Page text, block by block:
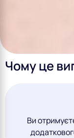
Чому це
Ви